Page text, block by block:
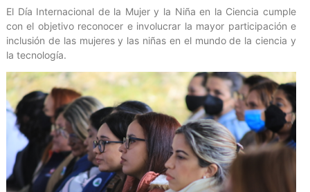
El Día Internacional de la Mujer y la Niña en la Ciencia cumple
con el objetivo reconocer e involucrar la mayor participación e
inclusión de las mujeres y las niñas en el mundo de la ciencia y
la tecnología.